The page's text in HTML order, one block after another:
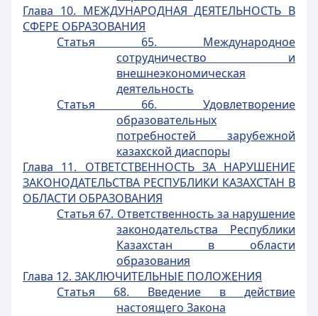
Глава 10. МЕЖДУНАРОДНАЯ ДЕЯТЕЛЬНОСТЬ В
СФЕРЕ ОБРАЗОВАНИЯ
Статья 65. Международное
сотрудничество и
внешнеэкономическая
деятельность
Статья 66. Удовлетворение
образовательных
потребностей зарубежной
казахской диаспоры
Глава 11. ОТВЕТСТВЕННОСТЬ ЗА НАРУШЕНИЕ
ЗАКОНОДАТЕЛЬСТВА РЕСПУБЛИКИ КАЗАХСТАН В
ОБЛАСТИ ОБРАЗОВАНИЯ
Статья 67. Ответственность за нарушение
законодательства Республики
Казахстан в области
образования
Глава 12. ЗАКЛЮЧИТЕЛЬНЫЕ ПОЛОЖЕНИЯ
Статья 68. Введение в действие
настоящего Закона